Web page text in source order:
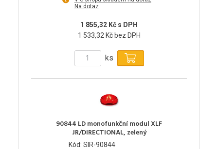
Na dotaz
1 855,32 Kč s DPH
1 533,32 Kč bez DPH
ks
90844 LD monofunkční modul XLF
JR/DIRECTIONAL, zelený
Kód: SIR-90844